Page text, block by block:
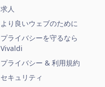
求人
より良いウェブのために
プライバシーを守るなら
Vivaldi
プライバシー & 利用規約
セキュリティ